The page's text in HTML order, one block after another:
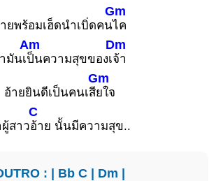
ยพร้อมเฮ็ดนำเบิ่ดคน
Gm
ไค
มันเ
Am
ป็นความสุขของเ
Dm
จ้า
อ้ายยินดีเป็นคนเสี
Gm
ยใจ
ผู้สาว
C
อ้าย นั้นมีความสุข..
: | Bb C| Dm |